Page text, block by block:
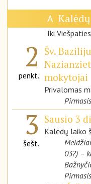
A
Iki
2
penkt.
Šv.
mokytojai
Privalomas
3
šešt.
Sausio 3
Kalėdų laiko
03?) –